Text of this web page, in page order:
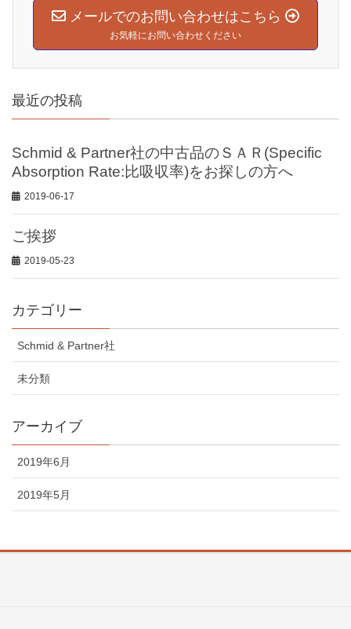
メールでのお問い合わせはこちら
お気軽にお問い合わせください
最近の投稿
Schmid & Partner社の中古品のＳＡＲ(Specific
Absorption Rate:比吸収率)をお探しの方へ
2019-06-17
ご挨拶
2019-05-23
カテゴリー
Schmid & Partner社
未分類
アーカイブ
2019年6月
2019年5月